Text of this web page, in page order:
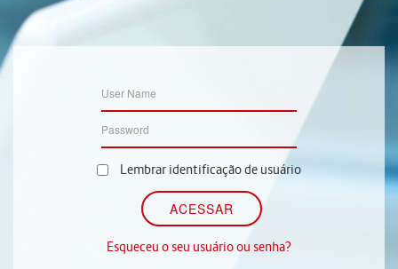
Lembrar identificação de usuário
Esqueceu o seu usuário ou senha?